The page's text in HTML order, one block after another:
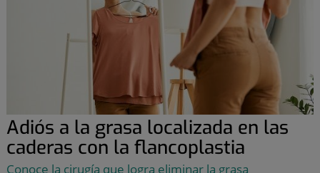
Adiós a la grasa localizada en las
caderas con la flancoplastia
Conoce la cirugía que logra eliminar la grasa